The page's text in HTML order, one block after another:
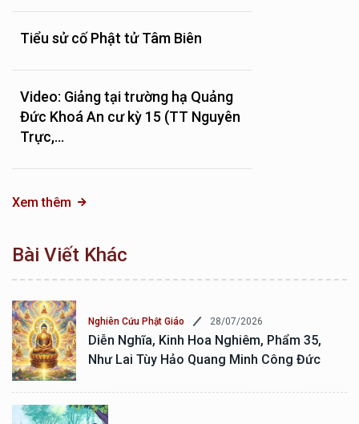
Tiểu sử cố Phật tử Tâm Biên
Video: Giảng tại trường hạ Quảng
Đức Khoá An cư kỳ 15 (TT Nguyên
Trực,...
Xem thêm
Bài Viết Khác
Nghiên Cứu Phật Giáo 28/07/2026
Diễn Nghĩa, Kinh Hoa Nghiêm, Phẩm 35,
Như Lai Tùy Hảo Quang Minh Công Đức